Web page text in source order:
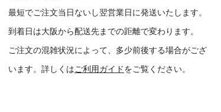
最短でご注文当日ないし翌営業日に発送いたします。
到着日は大阪から配送先までの距離で変わります。
ご注文の混雑状況によって、多少前後する場合がござ
います。詳しくはご利用ガイドをご覧ください。